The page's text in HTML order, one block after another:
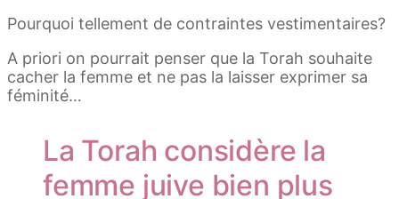
Pourquoi tellement de contraintes vestimentaires?
A priori on pourrait penser que la Torah souhaite
cacher la femme et ne pas la laisser exprimer sa
féminité…
La Torah considère la
femme juive bien plus